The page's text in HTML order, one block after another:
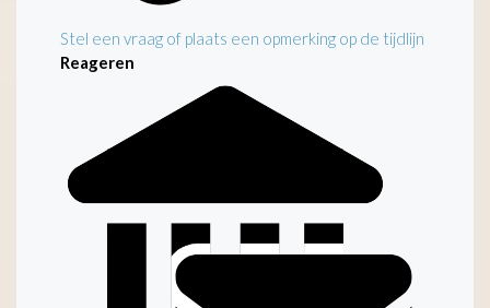
Stel een vraag of plaats een opmerking op de tijdlijn
Reageren